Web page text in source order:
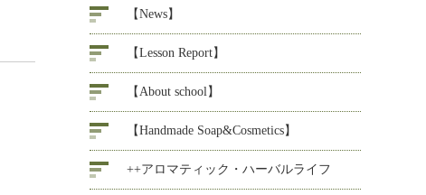
【News】
【Lesson Report】
【About school】
【Handmade Soap&Cosmetics】
++アロマティック・ハーバルライフ